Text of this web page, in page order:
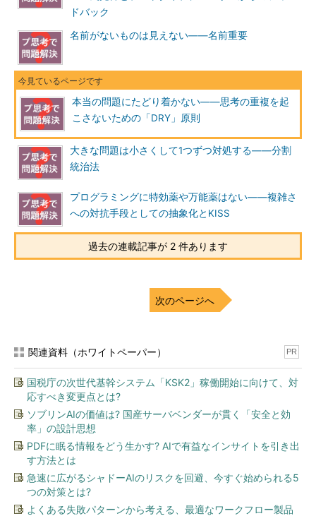
ドバック
名前がないものは見えない――名前重要
本当の問題にたどり着かない――思考の重複を起
こさないための「DRY」原則
大きな問題は小さくして1つずつ対処する――分割
統治法
プログラミングに特効薬や万能薬はない――複雑さ
への対抗手段としての抽象化とKISS
過去の連載記事が 2 件あります
次のページへ
関連資料（ホワイトペーパー） PR
国税庁の次世代基幹システム「KSK2」稼働開始に向けて、対
応すべき変更点とは?
ソブリンAIの価値は? 国産サーバベンダーが貫く「安全と効
率」の設計思想
PDFに眠る情報をどう生かす? AIで有益なインサイトを引き出
す方法とは
急速に広がるシャドーAIのリスクを回避、今すぐ始められる5
つの対策とは?
よくある失敗パターンから考える、最適なワークフロー製品